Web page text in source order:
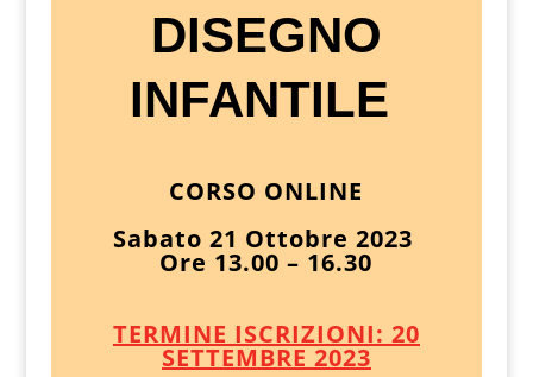
DISEGNO
INFANTILE
CORSO ONLINE
Sabato 21 Ottobre 2023
Ore 13.00 – 16.30
TERMINE ISCRIZIONI: 20
SETTEMBRE 2023